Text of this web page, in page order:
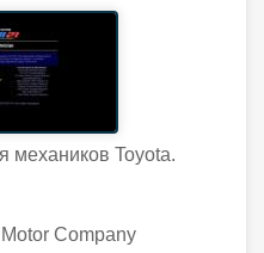
механиков Toyota.
Company